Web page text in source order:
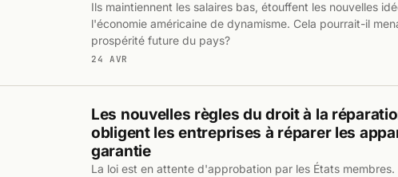
Ils maintiennent les salaires bas, étouffent les nouvelles
l'économie américaine de dynamisme. Cela pourrait-il
prospérité future du pays?
24 AVR
Les nouvelles règles du droit à la
obligent les entreprises à réparer les
garantie
La loi est en attente d'approbation par les États membres.